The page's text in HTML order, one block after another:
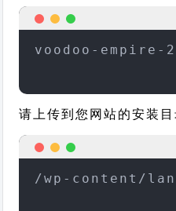
voodoo-empire-
请上传到您网站的安装
/wp-content/